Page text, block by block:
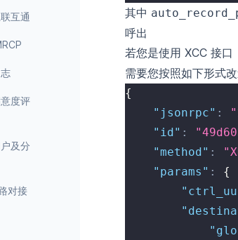
互通
度评
及分
对接
其中
呼出
若您是使用 XCC 接口
需要您按照如下形式
{
"jsonrpc" :
"id" :
"method" :
"params" :
{